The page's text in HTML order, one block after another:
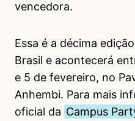
vencedora.
Essa é a décima
Brasil e acontecerá
e 5 de fevereiro, no
Anhembi. Para mais
oficial da Campus